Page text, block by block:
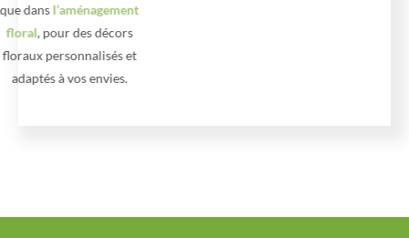
que dansl’aménagement
floral, pour des décors
floraux personnalisés et
adaptés à vos envies.